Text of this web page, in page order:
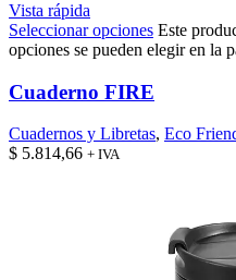
Vista rápida
Seleccionar opciones Este
opciones se pueden elegir en la
Cuaderno FIRE
Cuadernos y Libretas, Eco
$ 5.814,66 + IVA